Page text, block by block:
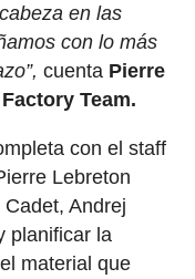
en las
con lo más
cuenta Pierre
Team.
con el staff
Lebreton
Andrej
planificar la
material que